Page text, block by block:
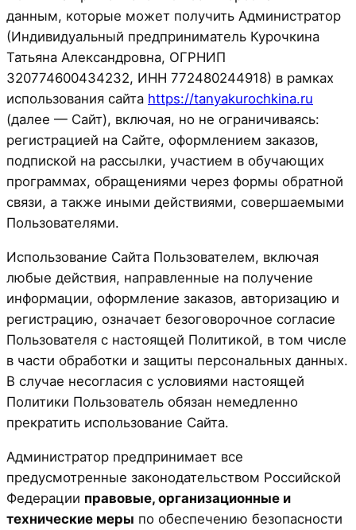
данным, которые может получить Администратор
(Индивидуальный предприниматель Курочкина
Татьяна Александровна, ОГРНИП
320774600434232, ИНН 772480244918) в рамках
использования сайта https://tanyakurochkina.ru
(далее — Сайт), включая, но не ограничиваясь:
регистрацией на Сайте, оформлением заказов,
подпиской на рассылки, участием в обучающих
программах, обращениями через формы обратной
связи, а также иными действиями, совершаемыми
Пользователями.
Использование Сайта Пользователем, включая
любые действия, направленные на получение
информации, оформление заказов, авторизацию и
регистрацию, означает безоговорочное согласие
Пользователя с настоящей Политикой, в том числе
в части обработки и защиты персональных данных.
В случае несогласия с условиями настоящей
Политики Пользователь обязан немедленно
прекратить использование Сайта.
Администратор предпринимает все
предусмотренные законодательством Российской
Федерации правовые, организационные и
технические меры по обеспечению безопасности